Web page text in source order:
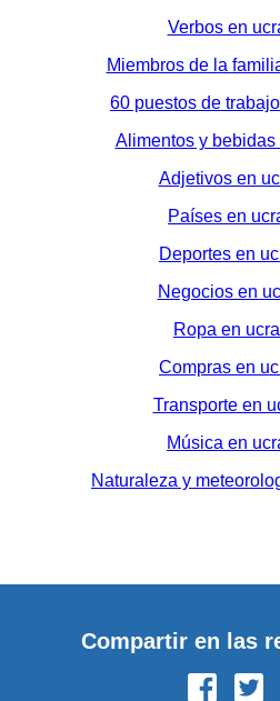
Verbos en
Miembros de la
60 puestos de
Alimentos y
Adjetivos en
Países en
Deportes en
Negocios en
Ropa en
Compras en
Transporte en
Música en
Naturaleza y
Compartir en las